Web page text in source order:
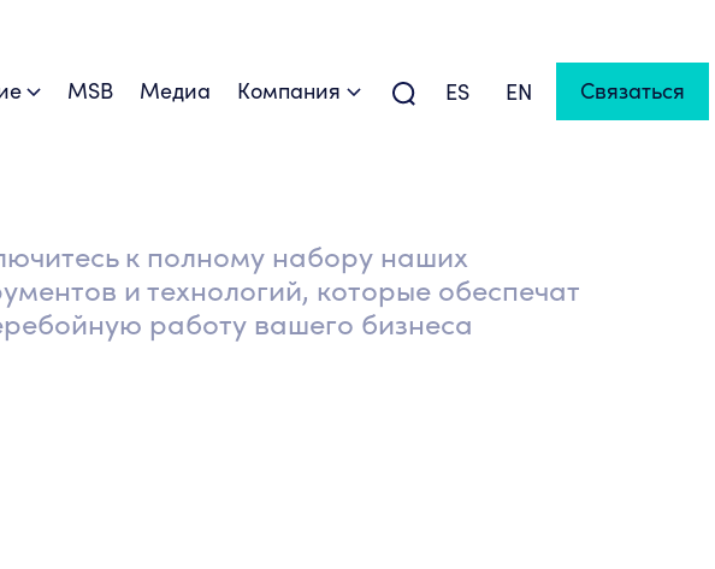
MSB Медиа Компания ES EN Связаться
к полному набору наших
и технологий, которые обеспечат
работу вашего бизнеса